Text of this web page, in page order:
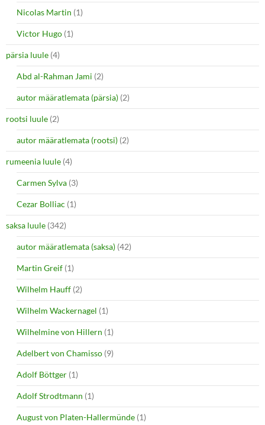
Nicolas Martin (1)
Victor Hugo (1)
pärsia luule (4)
Abd al-Rahman Jami (2)
autor määratlemata (pärsia) (2)
rootsi luule (2)
autor määratlemata (rootsi) (2)
rumeenia luule (4)
Carmen Sylva (3)
Cezar Bolliac (1)
saksa luule (342)
autor määratlemata (saksa) (42)
Martin Greif (1)
Wilhelm Hauff (2)
Wilhelm Wackernagel (1)
Wilhelmine von Hillern (1)
Adelbert von Chamisso (9)
Adolf Böttger (1)
Adolf Strodtmann (1)
August von Platen-Hallermünde (1)